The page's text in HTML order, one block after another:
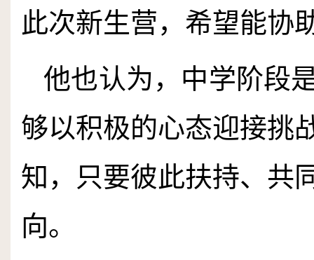
此次新生营，希望能协
他也认为，中学阶段
够以积极的心态迎接挑
知，只要彼此扶持、共
向。